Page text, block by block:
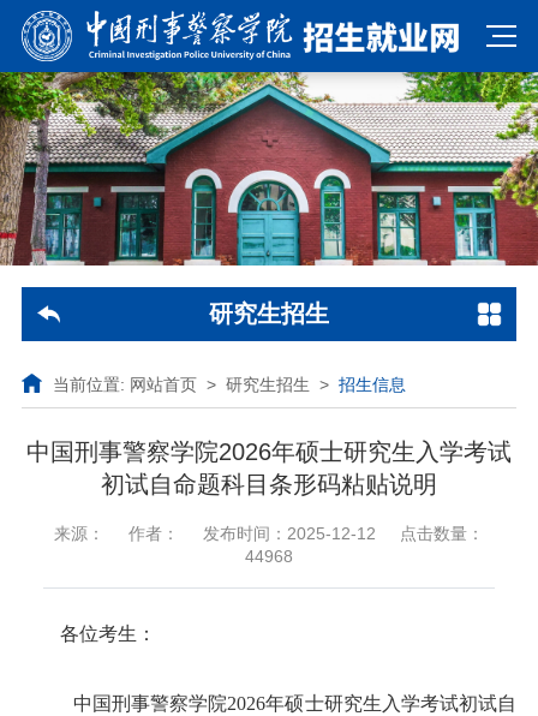
研究生招生
当前位置: 网站首页> 研究生招生 > 招生信息
中国刑事警察学院2026年硕士研究生入学考试
初试自命题科目条形码粘贴说明
来源： 作者： 发布时间：2025-12-12
点击数量：
44968
各位考生：
中国刑事警察学院2026年硕士研究生入学考试初试自